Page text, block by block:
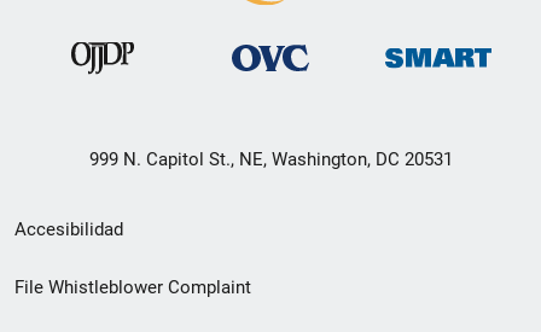
999 N. Capitol St., NE, Washington, DC 20531
Menú
de
Accesibilidad
File Whistleblower Complaint